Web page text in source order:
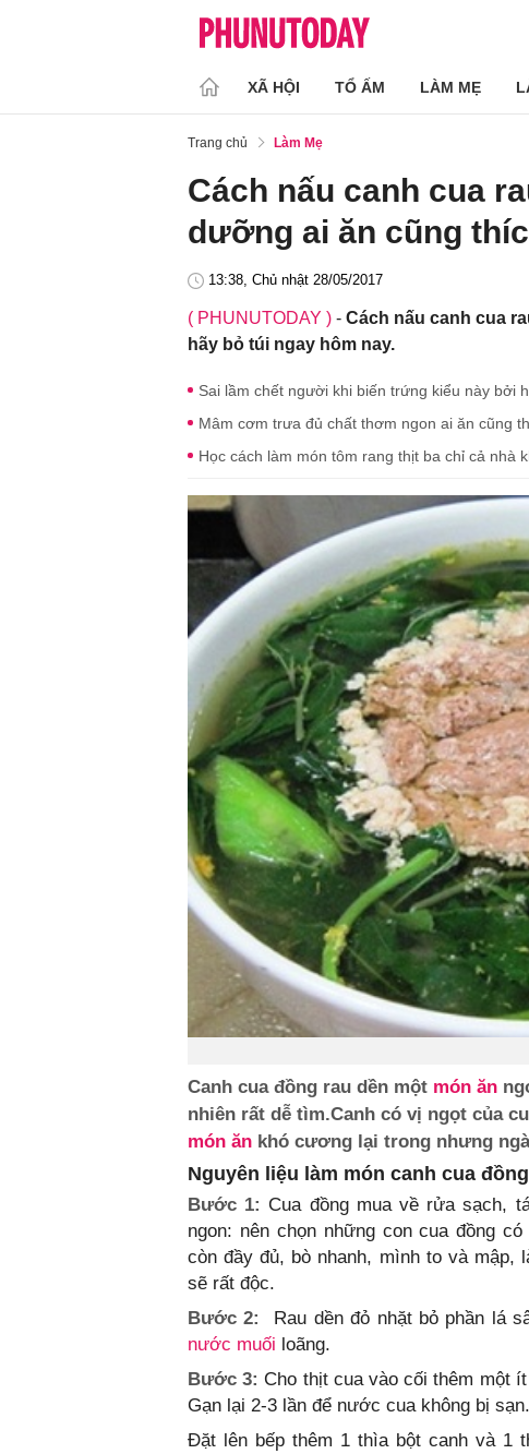
XÃ HỘI TỔ ẤM LÀM MẸ
Trang chủ Làm Mẹ
Cách nấu canh cua
dưỡng ai ăn cũng
13:38, Chủ nhật 28/05/2017
( PHUNUTODAY ) - Cách nấu canh cua
hãy bỏ túi ngay hôm nay.
Sai lầm chết người khi biến trứng kiểu này bởi
Mâm cơm trưa đủ chất thơm ngon ai ăn cũng
Học cách làm món tôm rang thịt ba chỉ cả nhà
Canh cua đồng rau dền một món ăn
nhiên rất dễ tìm.Canh có vị ngọt của
món ăn khó cương lại trong nhưng
Nguyên liệu làm món canh cua
Bước 1: Cua đồng mua về rửa sạch,
ngon: nên chọn những con cua đồng
còn đầy đủ, bò nhanh, mình to và mập,
sẽ rất độc.
Bước 2:
Rau dền đỏ nhặt bỏ phần lá
nước muối loãng.
Bước 3:Cho thịt cua vào cối thêm một
Gạn lại 2-3 lần để nước cua không bị sạn.
Đặt lên bếp thêm 1 thìa bột canh và 1